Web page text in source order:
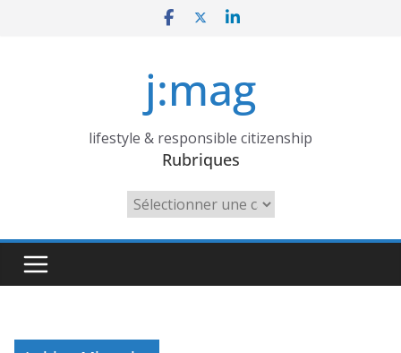
j:mag
lifestyle & responsible citizenship
Rubriques
Rubriques